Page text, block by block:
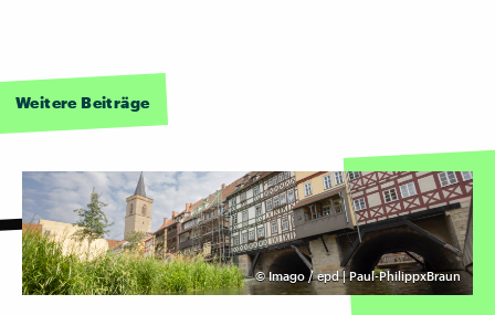
Weitere Beiträge
©Imago / epd | Paul-PhilippxBraun